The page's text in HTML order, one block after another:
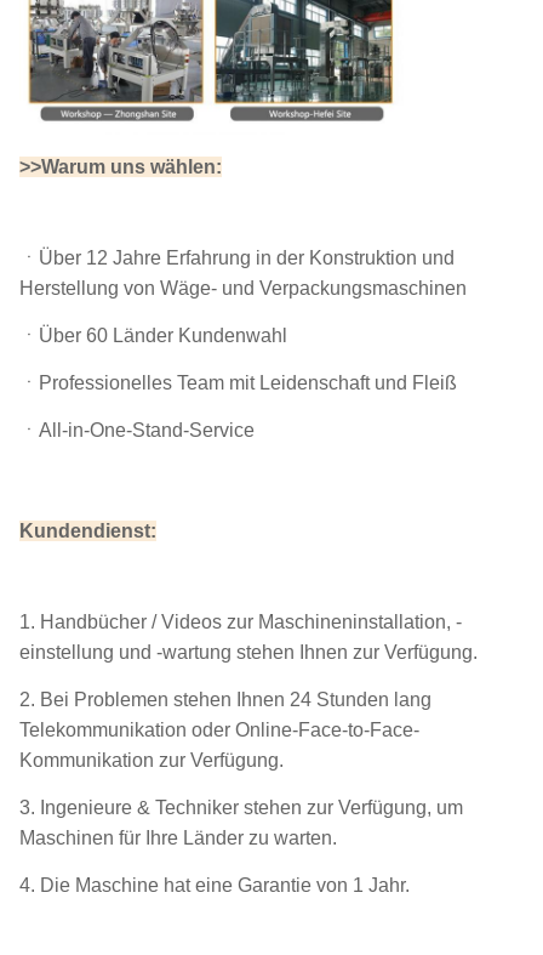
>>Warum uns wählen:
ㆍÜber 12 Jahre Erfahrung in der Konstruktion und
Herstellung von Wäge- und Verpackungsmaschinen
ㆍÜber 60 Länder Kundenwahl
ㆍProfessionelles Team mit Leidenschaft und Fleiß
ㆍAll-in-One-Stand-Service
Kundendienst:
1. Handbücher / Videos zur Maschineninstallation, -
einstellung und -wartung stehen Ihnen zur Verfügung.
2. Bei Problemen stehen Ihnen 24 Stunden lang
Telekommunikation oder Online-Face-to-Face-
Kommunikation zur Verfügung.
3. Ingenieure & Techniker stehen zur Verfügung, um
Maschinen für Ihre Länder zu warten.
4. Die Maschine hat eine Garantie von 1 Jahr.